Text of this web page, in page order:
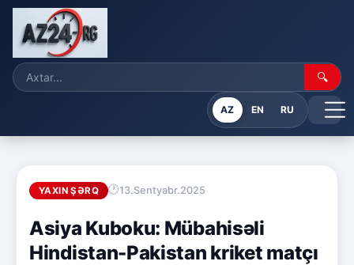
🔍
AZ EN RU
YAXIN ŞƏRQ 13.Sentyabr.2025
Asiya Kuboku: Mübahisəli
Hindistan-Pakistan kriket matçı